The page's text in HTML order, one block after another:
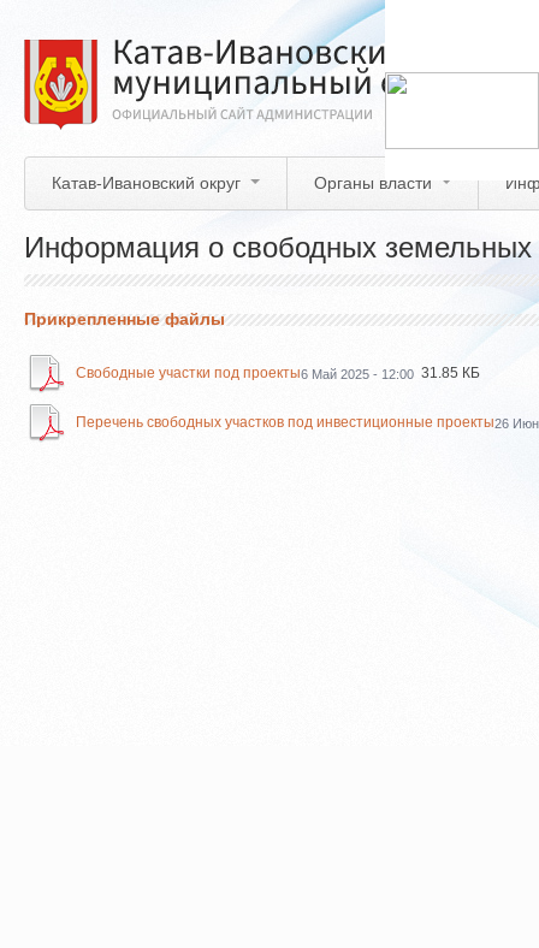
основному
содержанию
Катав-Ивановский округ Органы власти
Информация о свободных земельных
Прикрепленные файлы
Свободные участки под проекты6 Май 2025 - 12:00 31.85 КБ
Перечень свободных участков под инвестиционные проекты26